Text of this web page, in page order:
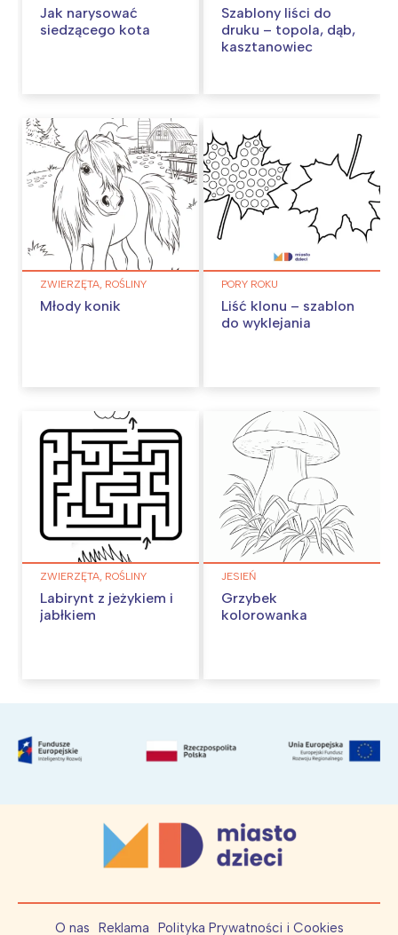
Jak narysować
siedzącego kota
Szablony liści do
druku – topola, dąb,
kasztanowiec
ZWIERZĘTA, ROŚLINY
Młody konik
PORY ROKU
Liść klonu – szablon
do wyklejania
ZWIERZĘTA, ROŚLINY
Labirynt z jeżykiem i
jabłkiem
JESIEŃ
Grzybek
kolorowanka
O nas Reklama Polityka Prywatności i Cookies